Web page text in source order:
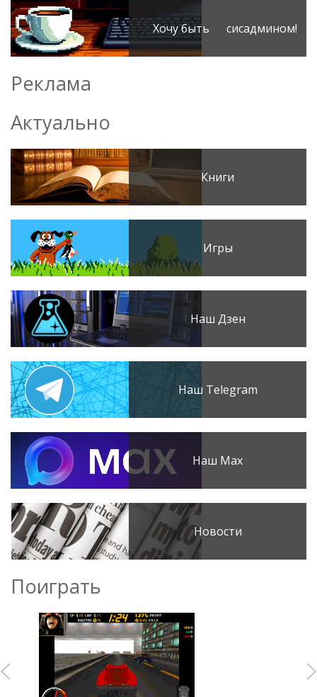
Хочу быть сисадмином!
Реклама
Актуально
Книги
Игры
Наш Дзен
Наш Telegram
Наш Max
Новости
Поиграть